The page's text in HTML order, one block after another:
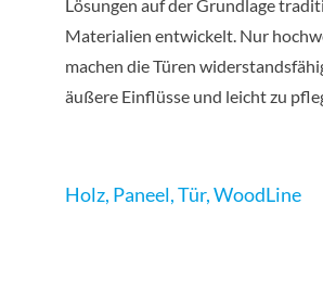
Lösungen auf der Grundlage
Materialien entwickelt. Nur
machen die Türen
äußere Einflüsse und leicht zu
Holz, Paneel,Tür,WoodLine